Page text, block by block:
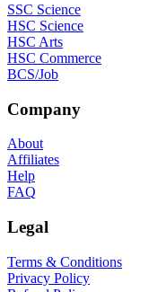
SSC Science
HSC Science
HSC Arts
HSC Commerce
BCS/Job
Company
About
Affiliates
Help
FAQ
Legal
Terms & Conditions
Privacy Policy